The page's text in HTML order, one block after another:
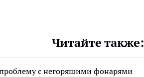
Читайте также:
с негорящими фонарями